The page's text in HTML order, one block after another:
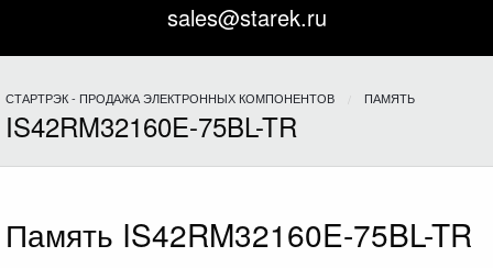
sales@starek.ru
СТАРТРЭК - ПРОДАЖА ЭЛЕКТРОННЫХ КОМПОНЕНТОВ ПАМЯТЬ
IS42RM32160E-75BL-TR
Память IS42RM32160E-75BL-TR